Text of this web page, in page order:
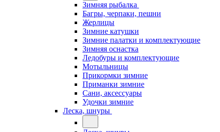
Зимняя рыбалка
Багры, черпаки, пешни
Жерлицы
Зимние катушки
Зимние палатки и комплектующие
Зимняя оснастка
Ледобуры и комплектующие
Мотыльницы
Прикормки зимние
Приманки зимние
Сани, аксессуары
Удочки зимние
Леска, шнуры